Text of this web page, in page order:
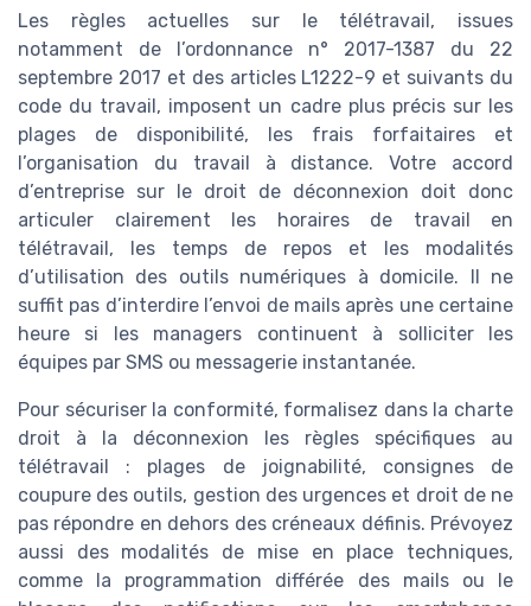
Les règles actuelles sur le télétravail, issues
notamment de l’ordonnance n° 2017-1387 du 22
septembre 2017 et des articles L1222-9 et suivants du
code du travail, imposent un cadre plus précis sur les
plages de disponibilité, les frais forfaitaires et
l’organisation du travail à distance. Votre accord
d’entreprise sur le droit de déconnexion doit donc
articuler clairement les horaires de travail en
télétravail, les temps de repos et les modalités
d’utilisation des outils numériques à domicile. Il ne
suffit pas d’interdire l’envoi de mails après une certaine
heure si les managers continuent à solliciter les
équipes par SMS ou messagerie instantanée.
Pour sécuriser la conformité, formalisez dans la charte
droit à la déconnexion les règles spécifiques au
télétravail : plages de joignabilité, consignes de
coupure des outils, gestion des urgences et droit de ne
pas répondre en dehors des créneaux définis. Prévoyez
aussi des modalités de mise en place techniques,
comme la programmation différée des mails ou le